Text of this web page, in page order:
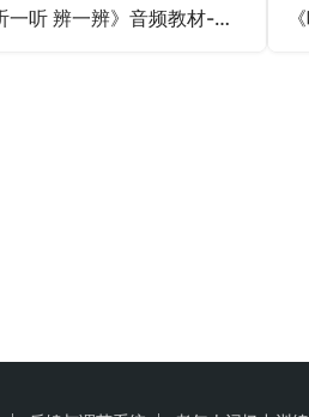
《听一听 辨一辨》音频教材-训练儿童听觉专注力不集中注意力